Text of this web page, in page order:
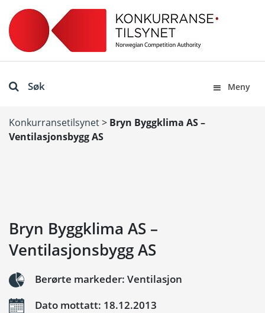
Søk Meny
Konkurransetilsynet> Bryn Byggklima AS –
Ventilasjonsbygg AS
Bryn Byggklima AS –
Ventilasjonsbygg AS
Berørte markeder: Ventilasjon
Dato mottatt: 18.12.2013